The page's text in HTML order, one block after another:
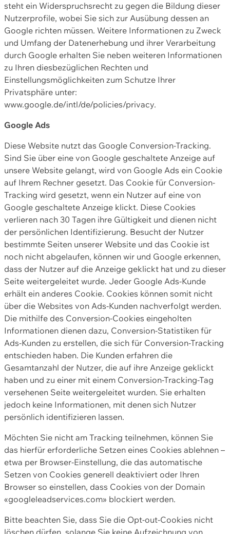
steht ein Widerspruchsrecht zu gegen die Bildung dieser
Nutzerprofile, wobei Sie sich zur Ausübung dessen an
Google richten müssen. Weitere Informationen zu Zweck
und Umfang der Datenerhebung und ihrer Verarbeitung
durch Google erhalten Sie neben weiteren Informationen
zu Ihren diesbezüglichen Rechten und
Einstellungsmöglichkeiten zum Schutze Ihrer
Privatsphäre unter:
www.google.de/intl/de/policies/privacy.
Google Ads
Diese Website nutzt das Google Conversion-Tracking.
Sind Sie über eine von Google geschaltete Anzeige auf
unsere Website gelangt, wird von Google Ads ein Cookie
auf Ihrem Rechner gesetzt. Das Cookie für Conversion-
Tracking wird gesetzt, wenn ein Nutzer auf eine von
Google geschaltete Anzeige klickt. Diese Cookies
verlieren nach 30 Tagen ihre Gültigkeit und dienen nicht
der persönlichen Identifizierung. Besucht der Nutzer
bestimmte Seiten unserer Website und das Cookie ist
noch nicht abgelaufen, können wir und Google erkennen,
dass der Nutzer auf die Anzeige geklickt hat und zu dieser
Seite weitergeleitet wurde. Jeder Google Ads-Kunde
erhält ein anderes Cookie. Cookies können somit nicht
über die Websites von Ads-Kunden nachverfolgt werden.
Die mithilfe des Conversion-Cookies eingeholten
Informationen dienen dazu, Conversion-Statistiken für
Ads-Kunden zu erstellen, die sich für Conversion-Tracking
entschieden haben. Die Kunden erfahren die
Gesamtanzahl der Nutzer, die auf ihre Anzeige geklickt
haben und zu einer mit einem Conversion-Tracking-Tag
versehenen Seite weitergeleitet wurden. Sie erhalten
jedoch keine Informationen, mit denen sich Nutzer
persönlich identifizieren lassen.
Möchten Sie nicht am Tracking teilnehmen, können Sie
das hierfür erforderliche Setzen eines Cookies ablehnen –
etwa per Browser-Einstellung, die das automatische
Setzen von Cookies generell deaktiviert oder Ihren
Browser so einstellen, dass Cookies von der Domain
«googleleadservices.com» blockiert werden.
Bitte beachten Sie, dass Sie die Opt-out-Cookies nicht